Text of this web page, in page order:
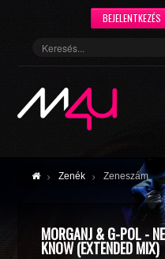
BEJELENTKEZÉS
Zenék Zeneszám
MORGANJ & G-POL -
KNOW (EXTENDED MIX)